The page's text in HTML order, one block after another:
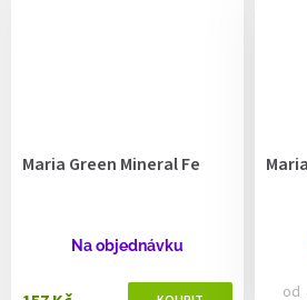
Maria Green Mineral Fe
Na objednávku
od